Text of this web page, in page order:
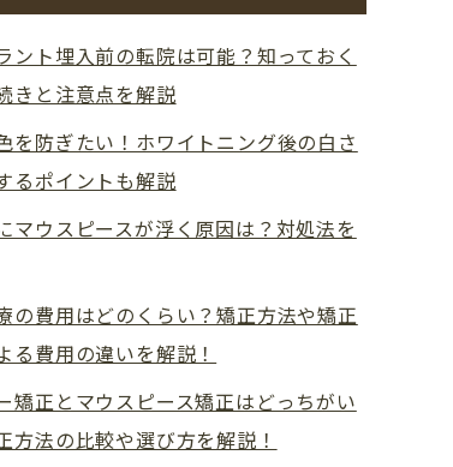
ント埋入前の転院は可能？知っておく
きと注意点を解説
を防ぎたい！ホワイトニング後の白さ
るポイントも解説
マウスピースが浮く原因は？対処法を
の費用はどのくらい？矯正方法や矯正
る費用の違いを解説！
矯正とマウスピース矯正はどっちがい
方法の比較や選び方を解説！